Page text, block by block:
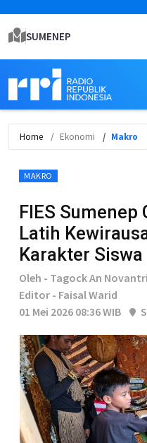
SUMENEP
Home Ekonomi Makro
MAKRO
FIES Sumenep
Latih
Karakter Siswa
Oleh - Tagock An
Editor - Faisal Warid
01 Mei 2026 08:36 WIB